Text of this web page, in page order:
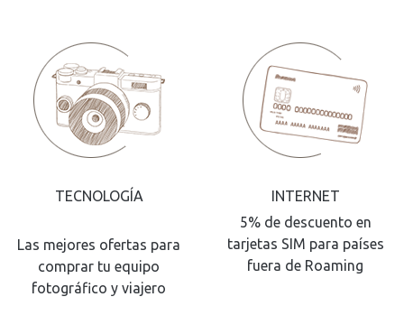
TECNOLOGÍA
Las mejores ofertas para
comprar tu equipo
fotográfico y viajero
INTERNET
5% de descuento en
tarjetas SIM para países
fuera de Roaming